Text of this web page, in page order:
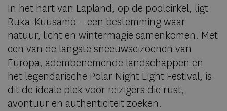
In het hart van Lapland, op de poolcirkel, ligt
Ruka-Kuusamo – een bestemming waar
natuur, licht en wintermagie samenkomen. Met
een van de langste sneeuwseizoenen van
Europa, adembenemende landschappen en
het legendarische Polar Night Light Festival, is
dit de ideale plek voor reizigers die rust,
avontuur en authenticiteit zoeken.